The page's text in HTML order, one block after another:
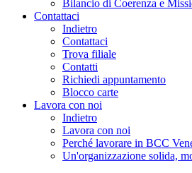
Bilancio di Coerenza e
Contattaci
Indietro
Contattaci
Trova filiale
Contatti
Richiedi appuntamento
Blocco carte
Lavora con noi
Indietro
Lavora con noi
Perché lavorare in BCC
Un'organizzazione solida,